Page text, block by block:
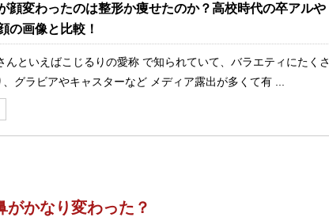
顔変わったのは整形か痩せたのか？高校時代の卒アルや
の画像と比較！
んといえばこじるりの愛称 で知られていて、バラエティにたくさ
グラビアやキャスターなど メディア露出が多くて有 ...
かなり変わった？